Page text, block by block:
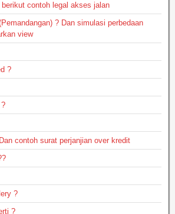
contoh legal akses jalan
? Dan simulasi perbedaan
view
?
contoh surat perjanjian over kredit
?
?